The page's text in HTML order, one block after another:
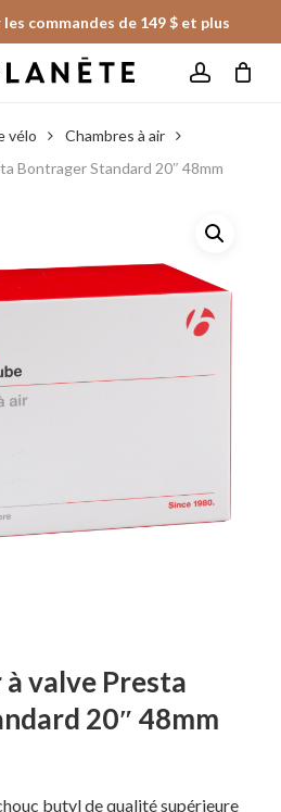
commandes de 149 $ et plus
Fermer
le
panier
vélo
Chambres à air
Bontrager Standard 20″ 48mm
valve Presta
20″ 48mm
butyl de qualité supérieure